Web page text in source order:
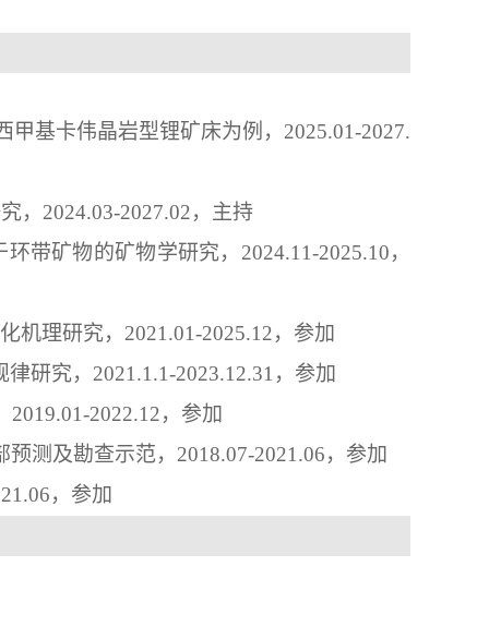
基卡伟晶岩型锂矿床为例 ， 2025.01-2027.
， 2024.03-2027.02，主持
带矿物的矿物学研究， 2024.11-2025.10，
机理研究， 2021.01-2025.12，参加
研究， 2021.1.1-2023.12.31 ，参加
2019.01-2022.12，参加
测及勘查示范， 2018.07-2021 .06，参加
.06，参加